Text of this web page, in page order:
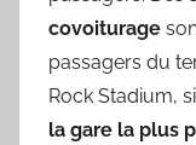
covoiturage
passagers du
Rock Stadium,
la gare la plus